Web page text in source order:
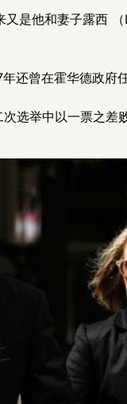
是他和妻子露西
还曾在霍华德政府
选举中以一票之差